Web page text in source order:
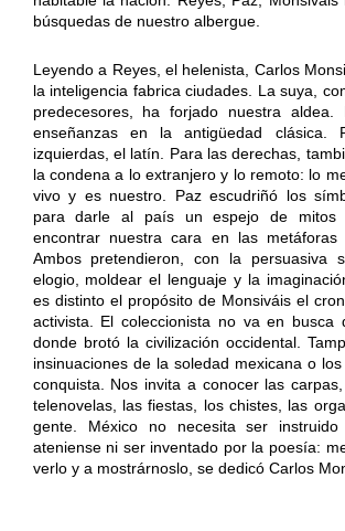
búsquedas de nuestro albergue.
Leyendo a Reyes, el helenista, Carlos
la inteligencia fabrica ciudades. La suya,
predecesores, ha forjado nuestra aldea.
enseñanzas en la antigüedad clásica.
izquierdas, el latín. Para las derechas,
la condena a lo extranjero y lo remoto: lo
vivo y es nuestro. Paz escudriñó los
para darle al país un espejo de mitos
encontrar nuestra cara en las metáforas
Ambos pretendieron, con la persuasiva
elogio, moldear el lenguaje y la
es distinto el propósito de Monsiváis el
activista. El coleccionista no va en busca
donde brotó la civilización occidental.
insinuaciones de la soledad mexicana o
conquista. Nos invita a conocer las
telenovelas, las fiestas, los chistes, las
gente. México no necesita ser
ateniense ni ser inventado por la poesía:
verlo y a mostrárnoslo, se dedicó Carlos